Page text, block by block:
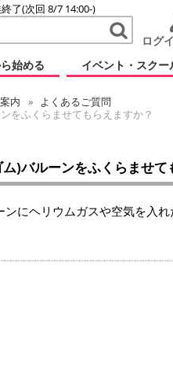
了(次回 8/7 14:00-)
ログ
始める イベント・スクー
内
よくあるご質問
をふくらませてもらえますか？
)バルーンをふくらませて
ンにヘリウムガスや空気を入